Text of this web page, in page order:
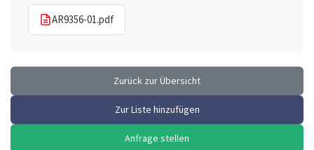
AR9356-01.pdf
Zurück zur Übersicht
Zur Liste hinzufügen
Anfrage stellen